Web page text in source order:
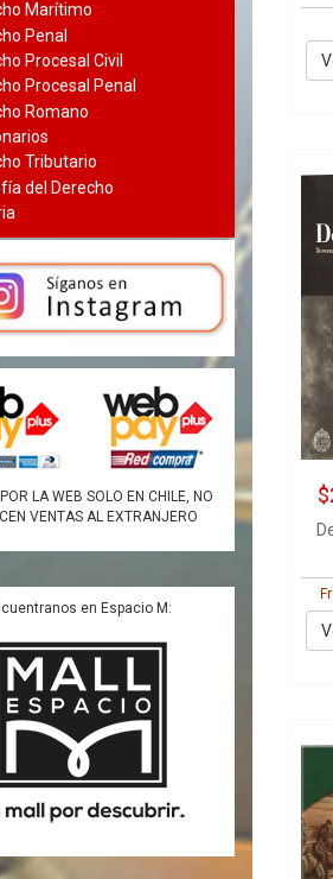
Marítimo
Penal
Procesal Civil
Procesal Penal
Romano
Tributario
del Derecho
LA WEB SOLO EN CHILE, NO
VENTAS AL EXTRANJERO
en Espacio M: